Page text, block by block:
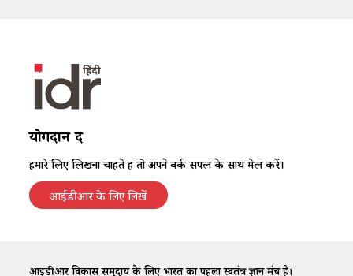
योगदान दें
हमारे लिए लिखना चाहते हैं तो अपने वर्क सैंपल के साथ मेल करें।
आईडीआर के लिए लिखें